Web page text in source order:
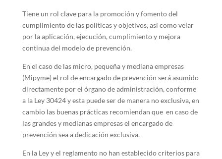
Tiene un rol clave para la promoción y fomento del
cumplimiento de las políticas y objetivos, así como velar
por la aplicación, ejecución, cumplimiento y mejora
continua del modelo de prevención.
En el caso de las micro, pequeña y mediana empresas
(Mipyme) el rol de encargado de prevención será asumido
directamente por el órgano de administración, conforme
a la Ley 30424 y esta puede ser de manera no exclusiva, en
cambio las buenas prácticas recomiendan que en caso de
las grandes y medianas empresas el encargado de
prevención sea a dedicación exclusiva.
En la Ley y el reglamento no han establecido criterios para